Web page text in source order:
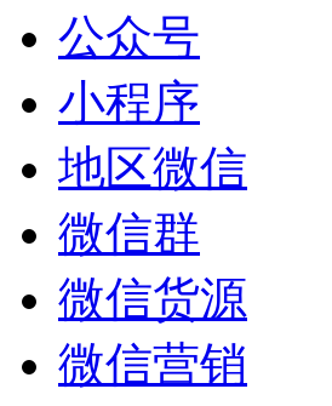
公众号
小程序
地区微信
微信群
微信货源
微信营销